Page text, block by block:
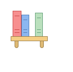
контенту